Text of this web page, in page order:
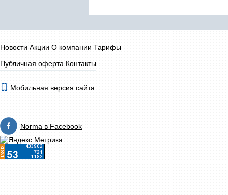
Новости Акции О компании Тарифы
Публичная оферта Контакты
Мобильная версия сайта
Norma в Facebook